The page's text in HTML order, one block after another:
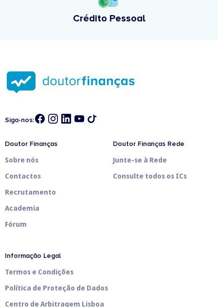
Crédito Pessoal
Siga-nos:
Doutor Finanças
Sobre nós
Contactos
Recrutamento
Academia
Fórum
Doutor Finanças Rede
Junte-se à Rede
Consulte todos os ICs
Informação Legal
Termos e Condições
Política de Proteção de Dados
Centro de Arbitragem Lisboa